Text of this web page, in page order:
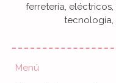
ferretería,
tecnología,
Menú